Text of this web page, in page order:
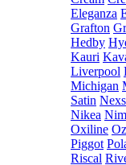
Eleganza
Grafton
Hedby
Kauri
Liverpool
Michigan
Satin
Nikea
Oxiline
Piggot
Riscal